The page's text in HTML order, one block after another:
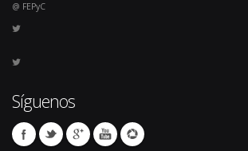
@ FEPyC
Síguenos